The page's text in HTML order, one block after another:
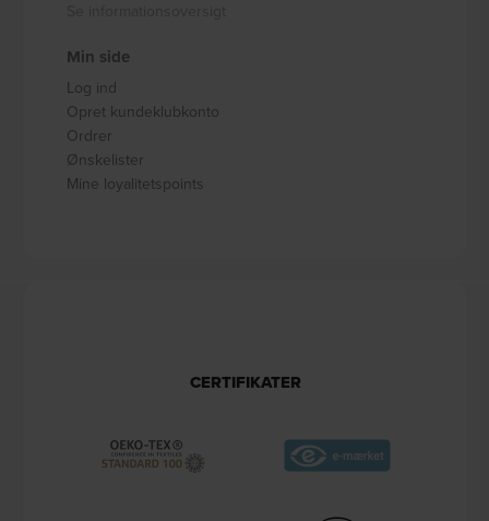
Min side
Log ind
Opret kundeklubkonto
Ordrer
Ønskelister
Mine loyalitetspoints
CERTIFIKATER